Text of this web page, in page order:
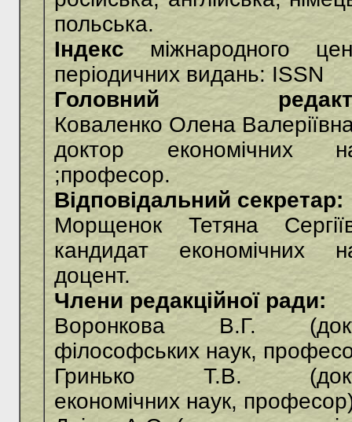
польська.
Індекс міжнародного
періодичних видань: ISSN
Головний
Коваленко Олена
доктор економічних
;професор.
Відповідальний секретар:
Морщенок Тетяна
кандидат економічних
доцент.
Члени редакційної ради:
Воронкова В.Г.
філософських наук,
Гринько Т.В.
економічних наук,